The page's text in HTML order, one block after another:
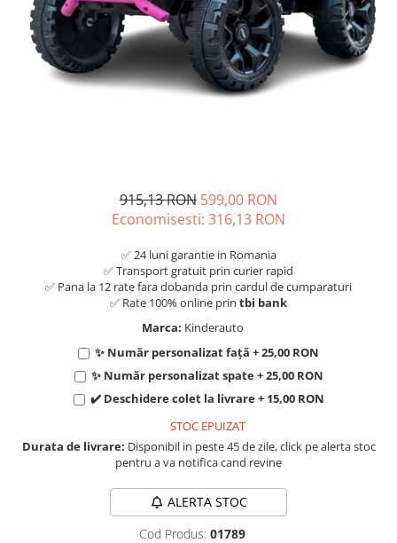
915,13 RON 599,00 RON
Economisesti: 316,13 RON
✅ 24 luni garantie in Romania
✅ Transport gratuit prin curier rapid
✅ Pana la 12 rate fara dobanda prin cardul de cumparaturi
✅ Rate 100% online prin tbi bank
Marca: Kinderauto
✨ Număr personalizat față + 25,00 RON
✨ Număr personalizat spate + 25,00 RON
✔️ Deschidere colet la livrare + 15,00 RON
STOC EPUIZAT
Durata de livrare: Disponibil in peste 45 de zile, click pe alerta stoc
pentru a va notifica cand revine
ALERTA STOC
Cod Produs: 01789